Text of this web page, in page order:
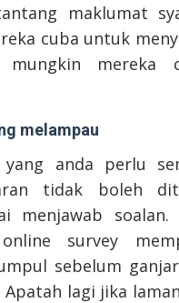
maklumat
cuba untuk
mungkin mereka
melampau
anda perlu
tidak boleh
menjawab soalan.
survey
sebelum
lagi jika